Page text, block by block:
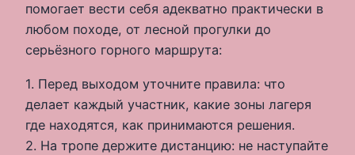
помогает вести себя адекватно практически в
любом походе, от лесной прогулки до
серьёзного горного маршрута:
1. Перед выходом уточните правила: что
делает каждый участник, какие зоны лагеря
где находятся, как принимаются решения.
2. На тропе держите дистанцию: не наступайте